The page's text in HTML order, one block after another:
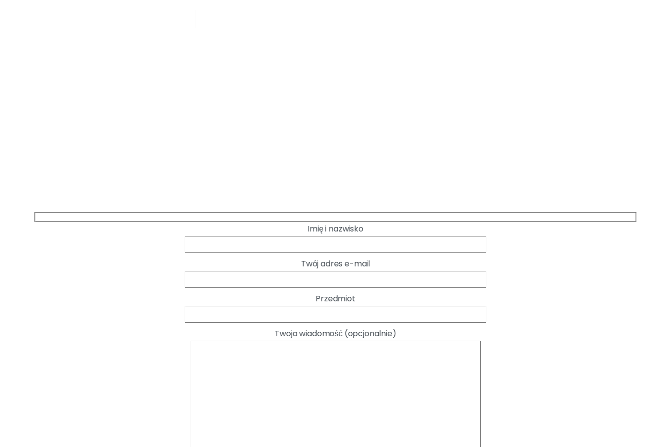
Imię i nazwisko
Twój adres e-mail
Przedmiot
Twoja wiadomość (opcjonalnie)